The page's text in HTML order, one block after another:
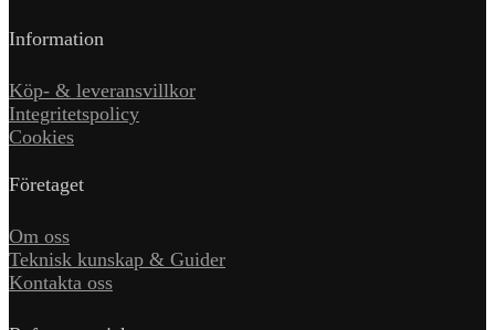
Information
Köp- & leveransvillkor
Integritetspolicy
Cookies
Företaget
Om oss
Teknisk kunskap & Guider
Kontakta oss